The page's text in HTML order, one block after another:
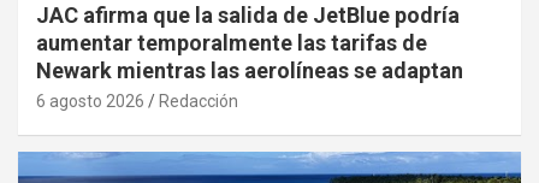
JAC afirma que la salida de JetBlue podría
aumentar temporalmente las tarifas de
Newark mientras las aerolíneas se adaptan
6 agosto 2026 Redacción